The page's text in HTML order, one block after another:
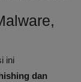
ini
dan